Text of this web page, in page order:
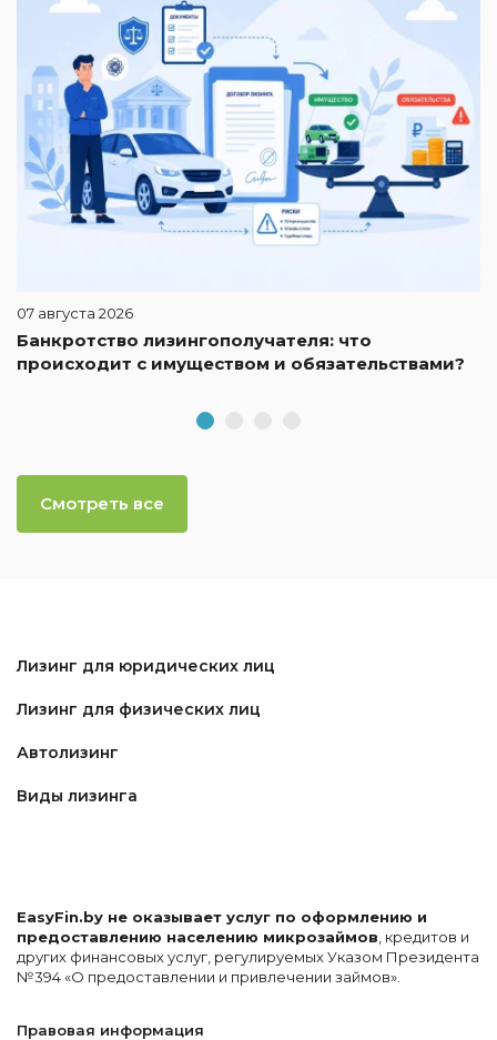
07 августа 2026
Банкротство лизингополучателя: что
происходит с имуществом и обязательствами?
Смотреть все
Лизинг для юридических лиц
Лизинг для физических лиц
Автолизинг
Виды лизинга
EasyFin.by не оказывает услуг по оформлению и
предоставлению населению микрозаймов , кредитов и
других финансовых услуг, регулируемых Указом Президента
№394 «О предоставлении и привлечении займов».
Правовая информация